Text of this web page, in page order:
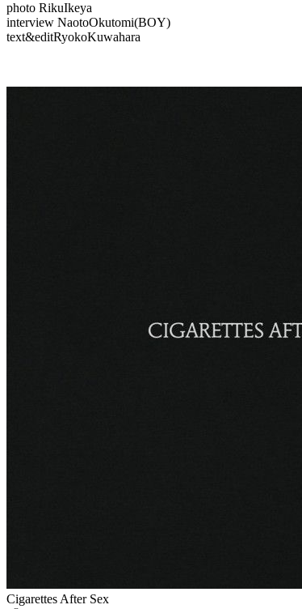
photo RikuIkeya
interview NaotoOkutomi(BOY)
text&editRyokoKuwahara
Cigarettes After Sex